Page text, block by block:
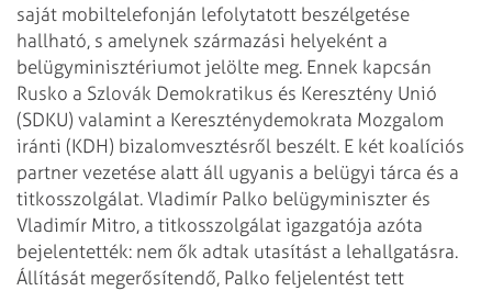
saját mobiltelefonján lefolytatott beszélgetése
hallható, s amelynek származási helyeként a
belügyminisztériumot jelölte meg. Ennek kapcsán
Rusko a Szlovák Demokratikus és Keresztény Unió
(SDKU) valamint a Kereszténydemokrata Mozgalom
iránti (KDH) bizalomvesztésről beszélt. E két koalíciós
partner vezetése alatt áll ugyanis a belügyi tárca és a
titkosszolgálat. Vladimír Palko belügyminiszter és
Vladimír Mitro, a titkosszolgálat igazgatója azóta
bejelentették: nem ők adtak utasítást a lehallgatásra.
Állítását megerősítendő, Palko feljelentést tett